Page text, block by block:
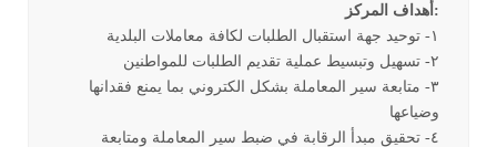
:أهداف المركز
١- توحيد جهة استقبال الطلبات لكافة معاملات البلدية
٢- تسهيل وتبسيط عملية تقديم الطلبات للمواطنين
٣- متابعة سير المعاملة بشكل الكتروني بما يمنع فقدانها
وضياعها
٤- تحقيق مبدأ الرقابة في ضبط سير المعاملة ومتابعة